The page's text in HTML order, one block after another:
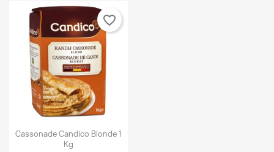
Anteprima
Cassonade Candico Blonde 1
Kg
favorite_border